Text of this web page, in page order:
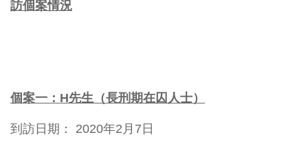
訪個案情況
個案一： H先生（長刑期在囚人士）
到訪日期： 2020年2月7日